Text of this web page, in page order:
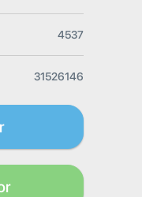
4537
31526146